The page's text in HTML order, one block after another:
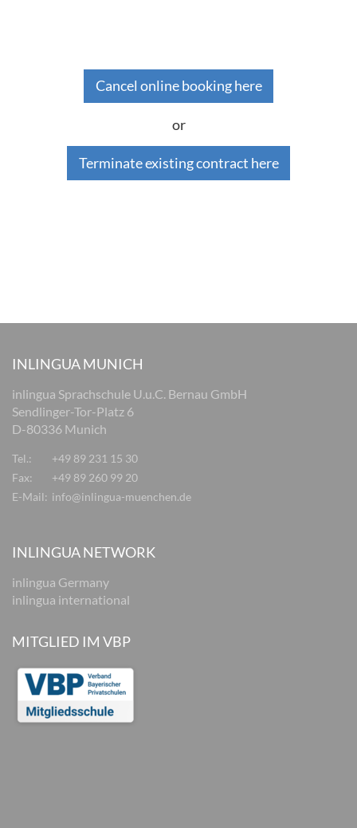
Cancel online booking here
or
Terminate existing contract here
INLINGUA MUNICH
inlingua Sprachschule U.u.C. Bernau GmbH
Sendlinger-Tor-Platz 6
D-80336 Munich
Tel.:
+49 89 231 15 30
Fax:
+49 89 260 99 20
E-Mail: info@inlingua-muenchen.de
INLINGUA NETWORK
inlingua Germany
inlingua international
MITGLIED IM VBP